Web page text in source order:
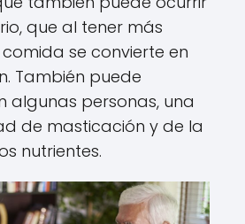
que al tener más
se convierte en
También puede
algunas personas, una
de masticación y de la
nutrientes.